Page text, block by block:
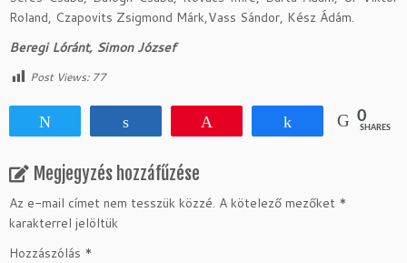
Roland, Czapovits Zsigmond Márk,Vass Sándor, Kész Ádám.
Beregi Lóránt, Simon József
Post Views: 77
Share 0
SHARES
Megjegyzés hozzáfűzése
Az e-mail címet nem tesszük közzé. A kötelező mezőket *
karakterrel jelöltük
Hozzászólás *